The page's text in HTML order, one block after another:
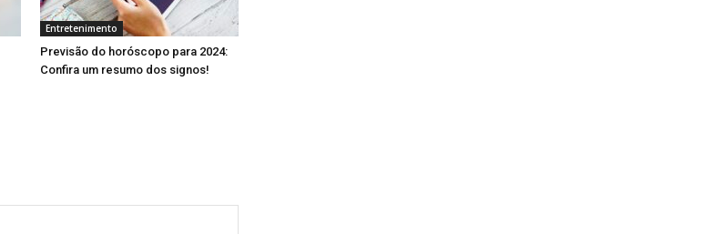
Entretenimento
Previsão do horóscopo para 2024:
Confira um resumo dos signos!